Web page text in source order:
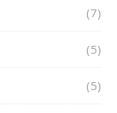
(7)
(5)
(5)